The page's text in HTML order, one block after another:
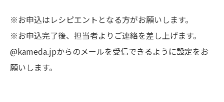
※お申込はレシピエントとなる方がお願いします。
※お申込完了後、担当者よりご連絡を差し上げます。
@kameda.jpからのメールを受信できるように設定をお
願いします。